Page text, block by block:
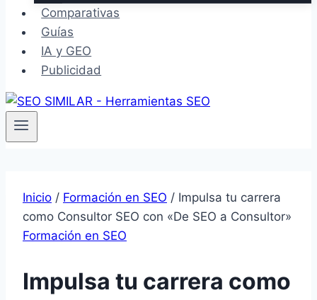
Comparativas
Guías
IA y GEO
Publicidad
Inicio / Formación en SEO / Impulsa tu carrera
como Consultor SEO con «De SEO a Consultor»
Formación en SEO
Impulsa tu carrera como